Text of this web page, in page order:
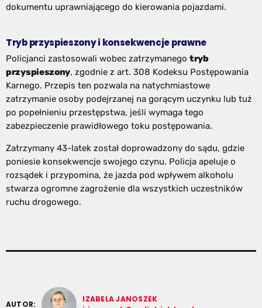
dokumentu uprawniającego do kierowania pojazdami.
Tryb przyspieszony i konsekwencje prawne
Policjanci zastosowali wobec zatrzymanego tryb
przyspieszony, zgodnie z art. 308 Kodeksu Postępowania
Karnego. Przepis ten pozwala na natychmiastowe
zatrzymanie osoby podejrzanej na gorącym uczynku lub tuż
po popełnieniu przestępstwa, jeśli wymaga tego
zabezpieczenie prawidłowego toku postępowania.
Zatrzymany 43-latek został doprowadzony do sądu, gdzie
poniesie konsekwencje swojego czynu. Policja apeluje o
rozsądek i przypomina, że jazda pod wpływem alkoholu
stwarza ogromne zagrożenie dla wszystkich uczestników
ruchu drogowego.
AUTOR:
IZABELA JANOSZEK